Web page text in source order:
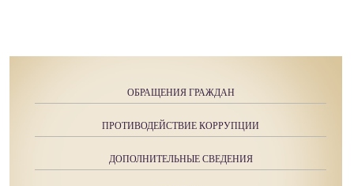
ОБРАЩЕНИЯ ГРАЖДАН
ПРОТИВОДЕЙСТВИЕ КОРРУПЦИИ
ДОПОЛНИТЕЛЬНЫЕ СВЕДЕНИЯ